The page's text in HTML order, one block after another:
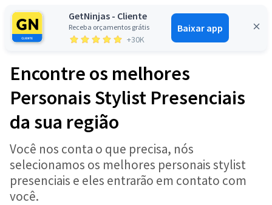
GetNinjas - Cliente
Receba orçamentos grátis
+30K
Baixar app
Entrar
Encontre os melhores
Personais Stylist Presenciais
da sua região
Você nos conta o que precisa, nós
selecionamos os melhores personais stylist
presenciais e eles entrarão em contato com
você.